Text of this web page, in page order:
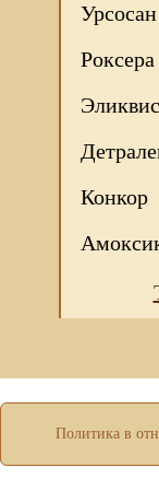
Урсосан
Роксера
Эликвис
Конкор
Политика в
веб-сайта.
Cookies в